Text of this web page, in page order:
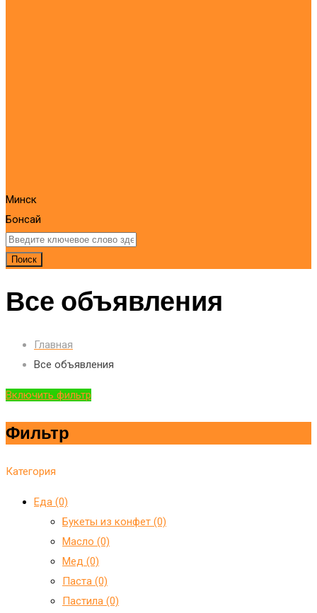
Минск
Бонсай
Поиск
Все объявления
Главная
Все объявления
Включить фильтр
Фильтр
Категория
Еда (0)
Букеты из конфет (0)
Масло (0)
Мед (0)
Паста (0)
Пастила (0)